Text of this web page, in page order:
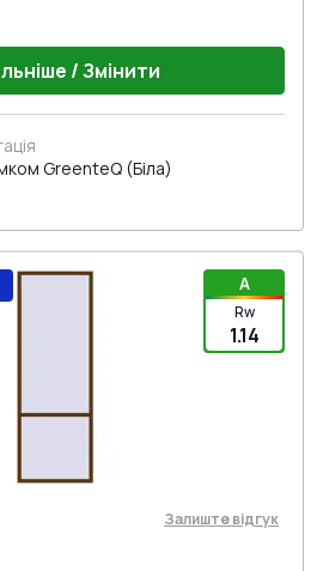
/ Змінити
GreenteQ (Біла)
A
Rw
1.14
Залиште відгук